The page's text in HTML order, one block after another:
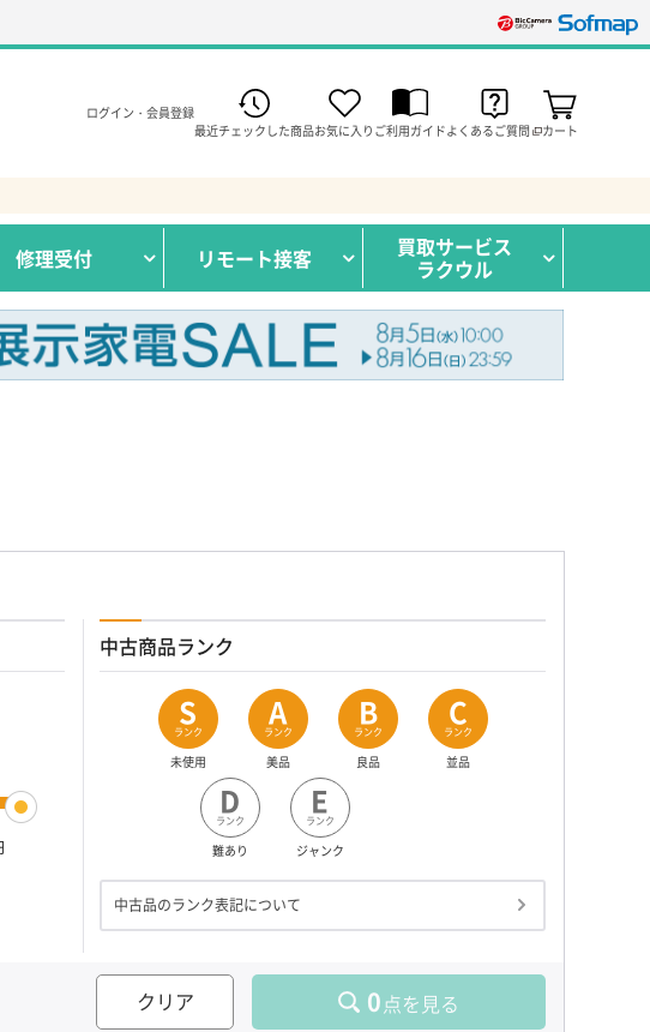
ログイン・会員登録
最近チェックした商品お気に入り ご利用ガイドよくあるご質問 カート
修理受付 リモート接客 買取サービス
ラクウル
中古商品ランク
S
ランク
未使用
A
ランク
美品
B
ランク
良品
C
ランク
並品
D
ランク
難あり
E
ランク
ジャンク
中古品のランク表記について
クリア 0点を見る